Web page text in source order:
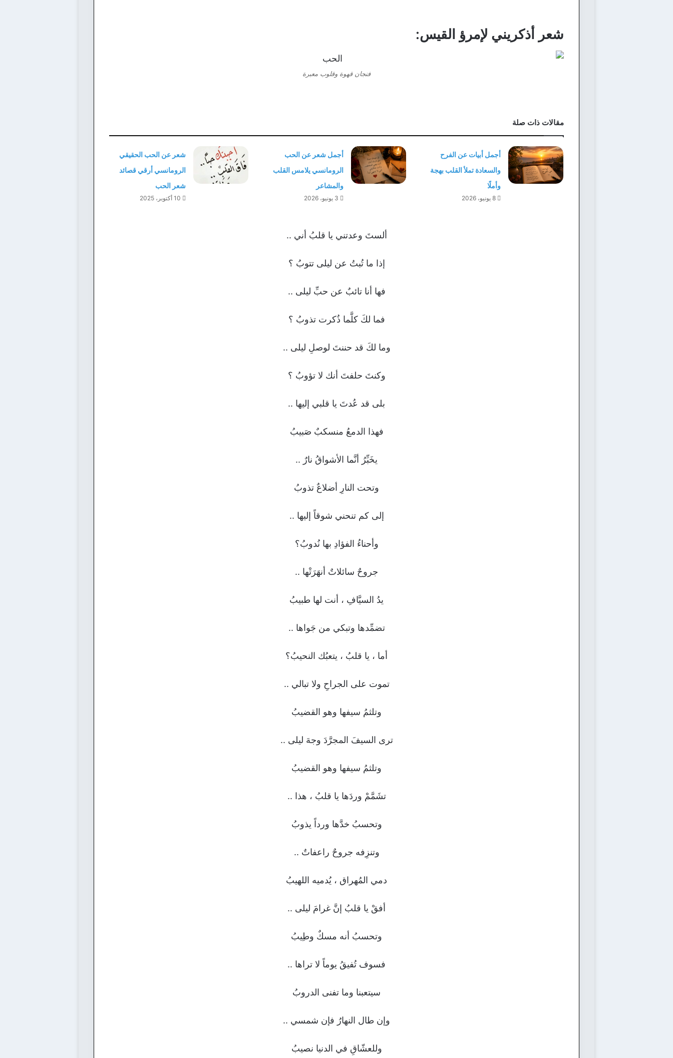
شعر أذكريني لإمرؤ القيس:
فنجان قهوة وقلوب معبرة
مقالات ذات صلة
أجمل أبيات عن الفرح
والسعادة تملأ القلب بهجة
وأملًا
8 يونيو، 2026
أجمل شعر عن الحب
الرومانسي يلامس القلب
والمشاعر
3 يونيو، 2026
شعر عن الحب الحقيقي
الرومانسي أرقي قصائد
شعر الحب
10 أكتوبر، 2025
ألستَ وعدتني يا قلبُ أني ..
إذا ما تُبتُ عن ليلى تتوبُ ؟
فها أنا تائبٌ عن حبِّ ليلى ..
فما لكَ كلَّما ذُكرت تذوبُ ؟
وما لكَ قد حننتَ لوصلِ ليلى ..
وكنتَ حلفتَ أنك لا تؤوبُ ؟
بلى قد عُدتَ يا قلبي إليها ..
فهذا الدمعُ منسكبٌ صَبيبُ
يخَبِّرُ أنَّما الأشواقُ نارٌ ..
وتحت النارِ أضلاعٌ تذوبُ
إلى كم تنحني شوقاً إليها ..
وأحناءُ الفؤادِ بها نُدوبُ؟
جروحٌ سائلاتٌ أنهَرَتْها ..
يدُ السيَّافِ ، أنت لها طبيبُ
تضمِّدها وتبكي من جَواها ..
أما ، يا قلبُ ، يتعبُك النحيبُ؟
تموت على الجراحِ ولا تبالي ..
وتلثمُ سيفها وهو القضيبُ
ترى السيفَ المجرَّدَ وجهَ ليلى ..
وتلثمُ سيفها وهو القضيبُ
تشَمَّمْ وردَها يا قلبُ ، هذا ..
وتحسبُ خدَّها ورداً يذوبُ
وتنزِفه جروحٌ راعفاتٌ ..
دمي المُهراق ، يُدميه اللهيبُ
أفقْ يا قلبُ إنَّ غرامَ ليلى ..
وتحسبُ أنه مسكٌ وطِيبُ
فسوف تُفيقُ يوماً لا تراها ..
سيتعبنا وما تفنى الدروبُ
وإن طال النهارُ فإن شمسي ..
وللعشّاقِ في الدنيا نصيبُ